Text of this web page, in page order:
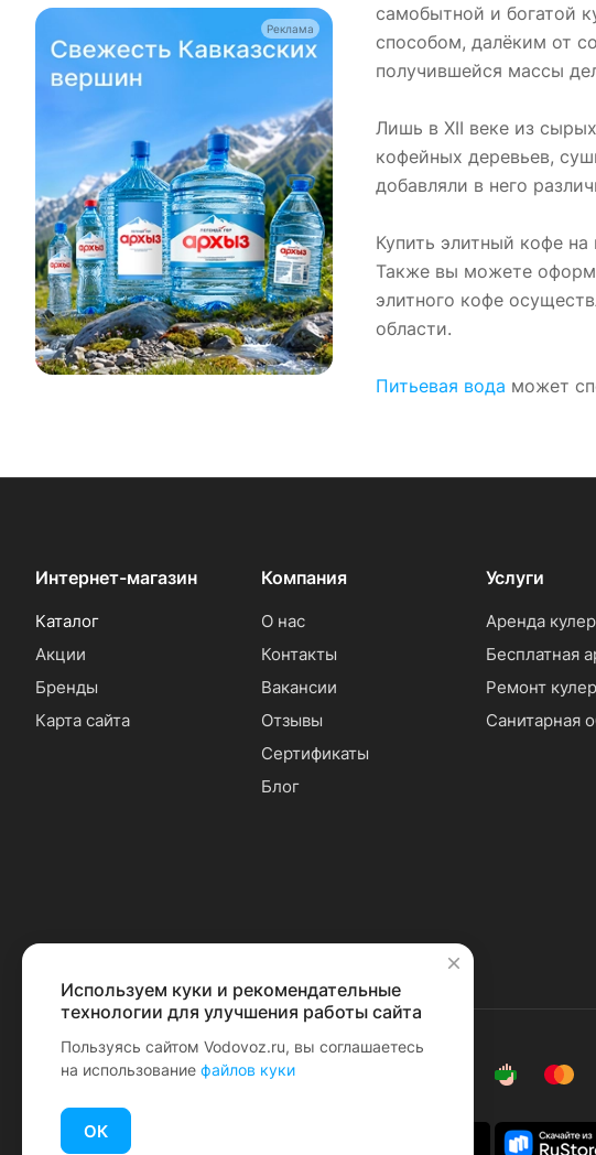
самобытной и богатой
способом, далёким от
получившейся массы
Лишь в XII веке из
кофейных деревьев,
добавляли в него
Купить элитный кофе
Также вы можете
элитного кофе
области.
Питьевая вода может
Реклама
Интернет-магазин
Каталог
Акции
Бренды
Карта сайта
Компания
О нас
Контакты
Вакансии
Отзывы
Сертификаты
Блог
Услуги
Аренда
Бесплатная
Ремонт
Санитарная
© 2026 Водовоз.RU
✕
Используем куки и рекомендательные
технологии для улучшения работы сайта
Пользуясь сайтом Vodovoz.ru, вы соглашаетесь
на использование файлов куки
ОК